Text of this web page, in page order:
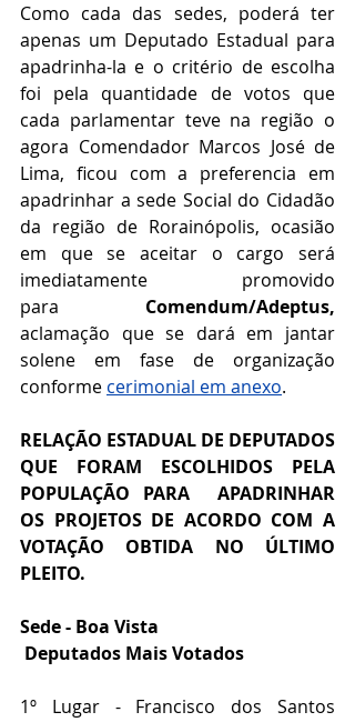
Como cada das sedes, poderá ter
apenas um Deputado Estadual para
apadrinha-la e o critério de escolha
foi pela quantidade de votos que
cada parlamentar teve na região o
agora Comendador Marcos José de
Lima, ficou com a preferencia em
apadrinhar a sede Social do Cidadão
da região de Rorainópolis, ocasião
em que se aceitar o cargo será
imediatamente promovido
para
aclamação que se dará em jantar
solene em fase de organização
conforme cerimonial em anexo.
RELAÇÃO ESTADUAL DE DEPUTADOS
QUE FORAM ESCOLHIDOS PELA
POPULAÇÃO PARA  APADRINHAR
OS PROJETOS DE ACORDO COM A
VOTAÇÃO OBTIDA NO ÚLTIMO
PLEITO.
Sede - Boa Vista
Deputados Mais Votados
1º Lugar - Francisco dos Santos